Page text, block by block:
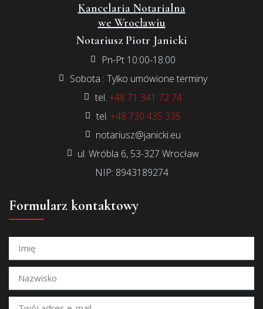
Kancelaria Notarialna
we Wrocławiu
Notariusz Piotr Janicki
Pn-Pt 10:00-18:00
Sobota : Tylko umówione terminy
tel. +48 71 341 72 74
tel. +48 730 435 335
notariusz@janicki.eu
ul. Wróbla 6, 53-327 Wrocław
NIP: 8943189274
Formularz kontaktowy